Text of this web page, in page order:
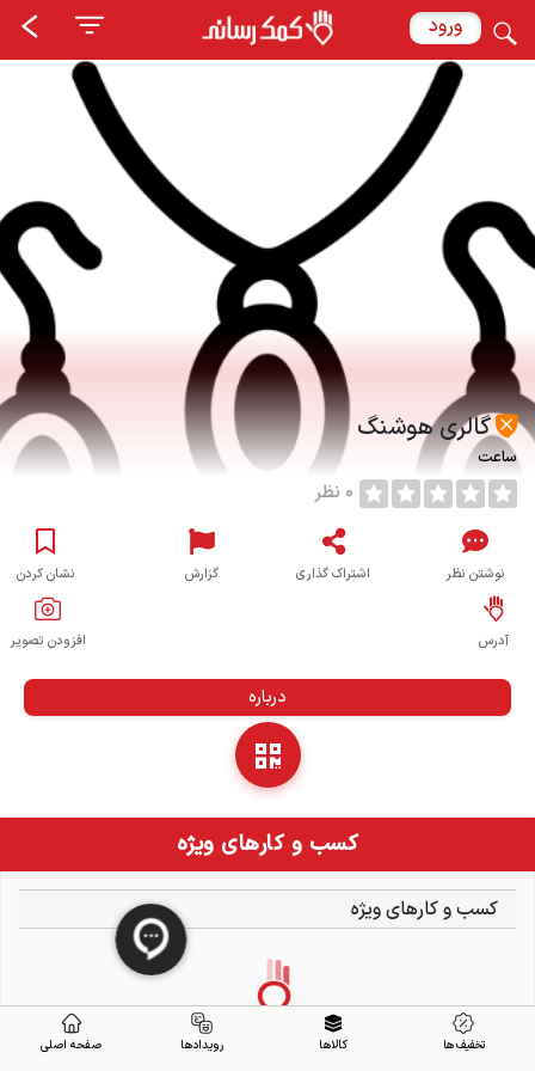
ورود
گالری هوشنگ
ساعت
0 نظر
نوشتن نظر اشتراک گذاری گزارش نشان کردن
آدرس افزودن تصویر
درباره
کسب و کارهای ویژه
کسب و کارهای ویژه
تخفیف ها کالاها رویدادها صفحه اصلی